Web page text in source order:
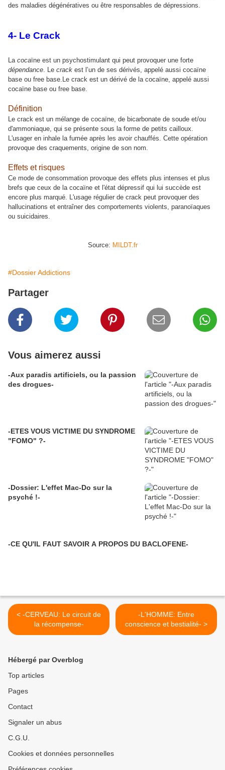
des maladies dégénératives ou être responsables de dépressions.
4- Le Crack
La cocaïne est un psychostimulant qui peut provoquer une forte
dépendance . Le crack est l’un de ses dérivés, appelé aussi cocaïne
base ou free base.Le crack est un dérivé de la cocaïne, appelé aussi
cocaïne base ou free base.
Définition
Le crack est un mélange de cocaïne, de bicarbonate de soude et/ou
d'ammoniaque, qui se présente sous la forme de petits cailloux.
L'usager en inhale la fumée après les avoir chauffés. Cette opération
provoque des craquements, origine de son nom.
Effets et risques
Ce mode de consommation provoque des effets plus intenses et plus
brefs que ceux de la cocaïne et l'état dépressif qui lui succède est
encore plus marqué. L'usage régulier de crack peut provoquer des
hallucinations et entraîner des comportements violents, paranoïaques
ou suicidaires.
Source: MILDT.fr
#Dossier Addictions
Partager
Vous aimerez aussi
-Aux paradis artificiels, ou la passion
des drogues-
-ETES VOUS VICTIME DU SYNDROME
"FOMO" ?-
-Dossier: L'effet Mac-Do sur la
psyché !-
-CE QU'IL FAUT SAVOIR A PROPOS DU BACLOFENE-
< -CERVEAU: Le circuit de
la récompense-
-L'HOMME: Entre
conscience et bestialité- >
Hébergé par Overblog
Top articles
Pages
Contact
Signaler un abus
C.G.U.
Cookies et données personnelles